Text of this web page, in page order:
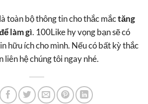
toàn bộ thông tin cho thắc mắctăng
làm gì. 100Like hy vọng bạn sẽ có
hữu ích cho mình. Nếu có bất kỳ thắc
liên hệ chúng tôi ngay nhé.